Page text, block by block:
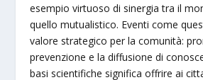
esempio virtuoso di sinergia tra il
quello mutualistico. Eventi come
valore strategico per la comunità:
prevenzione e la diffusione di
basi scientifiche significa offrire ai